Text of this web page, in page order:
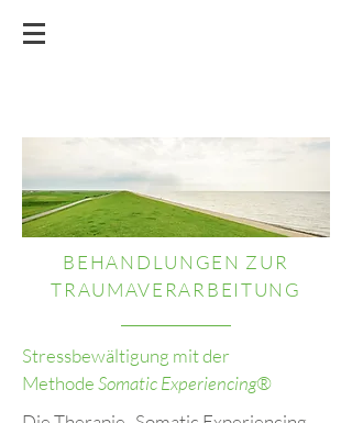
BEHANDLUNGEN ZUR
TRAUMAVERARBEITUNG
Stressbewältigung mit der
MethodeSomatic Experiencing®